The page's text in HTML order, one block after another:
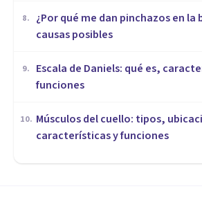
8.
¿Por qué me dan pinchazos en la
causas posibles
9.
Escala de Daniels: qué es,
funciones
10. Músculos del cuello: tipos,
características y funciones